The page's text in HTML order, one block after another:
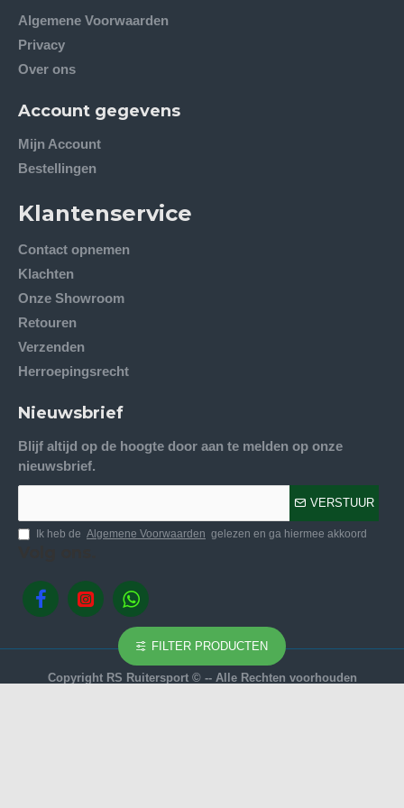
Algemene Voorwaarden
Privacy
Over ons
Account gegevens
Mijn Account
Bestellingen
Klantenservice
Contact opnemen
Klachten
Onze Showroom
Retouren
Verzenden
Herroepingsrecht
Nieuwsbrief
Blijf altijd op de hoogte door aan te melden op onze
nieuwsbrief.
VERSTUUR
Ik heb de Algemene Voorwaarden gelezen en ga hiermee akkoord
Copyright RS Ruitersport © -- Alle Rechten voorhouden
FILTER PRODUCTEN